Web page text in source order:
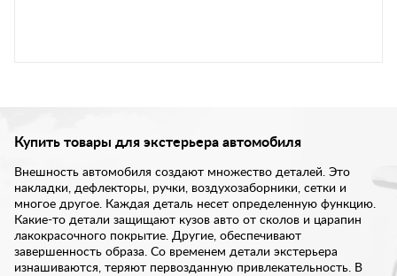
Купить товары для экстерьера автомобиля
Внешность автомобиля создают множество деталей. Это
накладки, дефлекторы, ручки, воздухозаборники, сетки и
многое другое. Каждая деталь несет определенную функцию.
Какие-то детали защищают кузов авто от сколов и царапин
лакокрасочного покрытие. Другие, обеспечивают
завершенность образа. Со временем детали экстерьера
изнашиваются, теряют первозданную привлекательность. В